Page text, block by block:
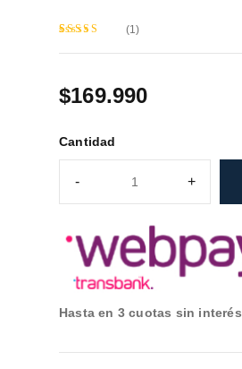
Valorado
de 5 en
1
de un
cliente
(1)
$169.990
Cantidad
Hasta en 3 cuotas sin interés